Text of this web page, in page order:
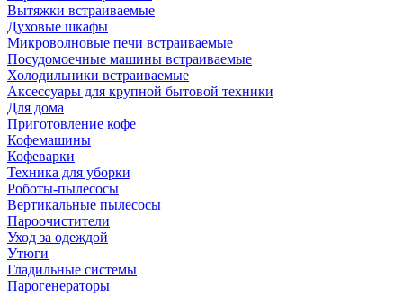
Вытяжки встраиваемые
Духовые шкафы
Микроволновые печи встраиваемые
Посудомоечные машины встраиваемые
Холодильники встраиваемые
Аксессуары для крупной бытовой техники
Для дома
Приготовление кофе
Кофемашины
Кофеварки
Техника для уборки
Роботы-пылесосы
Вертикальные пылесосы
Пароочистители
Уход за одеждой
Утюги
Гладильные системы
Парогенераторы